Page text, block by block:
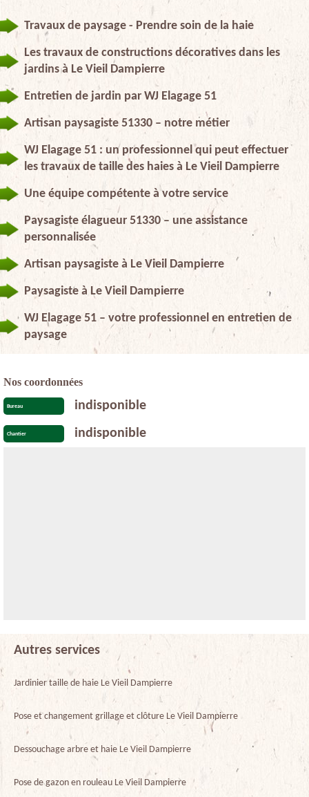
Travaux de paysage - Prendre soin de la haie
Les travaux de constructions décoratives dans les
jardins à Le Vieil Dampierre
Entretien de jardin par WJ Elagage 51
Artisan paysagiste 51330 – notre métier
WJ Elagage 51 : un professionnel qui peut effectuer
les travaux de taille des haies à Le Vieil Dampierre
Une équipe compétente à votre service
Paysagiste élagueur 51330 – une assistance
personnalisée
Artisan paysagiste à Le Vieil Dampierre
Paysagiste à Le Vieil Dampierre
WJ Elagage 51 – votre professionnel en entretien de
paysage
Nos coordonnées
Bureau indisponible
Chantier indisponible
Autres services
Jardinier taille de haie Le Vieil Dampierre
Pose et changement grillage et clôture Le Vieil Dampierre
Dessouchage arbre et haie Le Vieil Dampierre
Pose de gazon en rouleau Le Vieil Dampierre